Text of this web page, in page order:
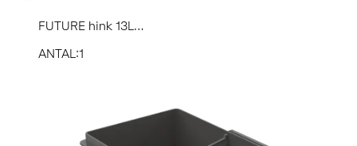
FUTURE hink 13L...
ANTAL:1